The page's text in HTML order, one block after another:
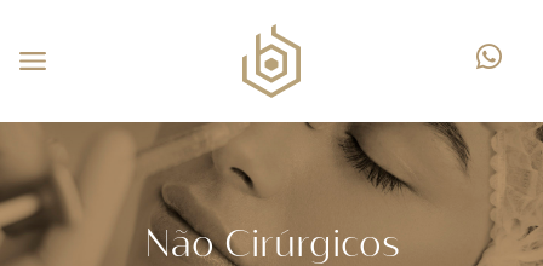
Não Cirúrgicos